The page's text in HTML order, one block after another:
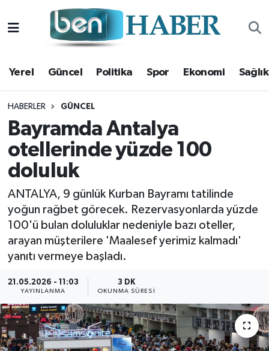
Yerel Güncel Politika Spor Ekonomi Sağlık
HABERLER GÜNCEL
Bayramda Antalya
otellerinde yüzde 100
doluluk
ANTALYA, 9 günlük Kurban Bayramı tatilinde
yoğun rağbet görecek. Rezervasyonlarda yüzde
100'ü bulan doluluklar nedeniyle bazı oteller,
arayan müşterilere 'Maalesef yerimiz kalmadı'
yanıtı vermeye başladı.
21.05.2026 - 11:03
YAYINLANMA
3 DK
OKUNMA SÜRESI
Yerel
Güncel
Politika
Spor
Ekonomi
Sağlık
Magazin
Kültür Sanat
Resmi Reklam
Röportajlar
Hava Durumu
Trafik Durumu
Süper Lig Puan Durumu ve Fikstür
Tüm Manşetler
Son Dakika Haberleri
Haber Arşivi